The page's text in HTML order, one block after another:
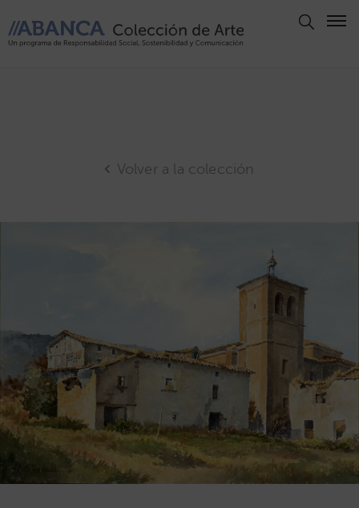
Volver a la colección
Cookies
de Autor
ABANCA